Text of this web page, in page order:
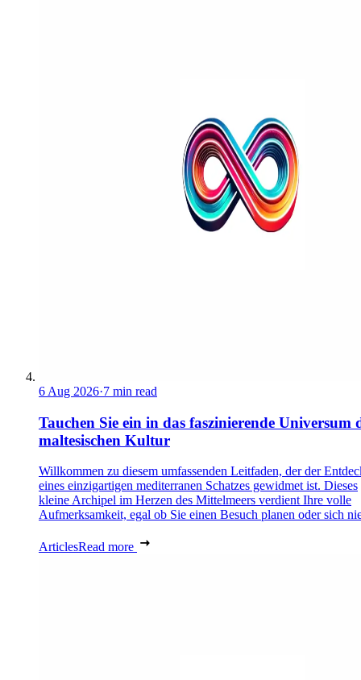
6 Aug 2026·7 min read
Tauchen Sie ein in das faszinierende Universum
maltesischen Kultur
Willkommen zu diesem umfassenden Leitfaden, der der
eines einzigartigen mediterranen Schatzes gewidmet ist. Dieses
kleine Archipel im Herzen des Mittelmeers verdient Ihre volle
Aufmerksamkeit, egal ob Sie einen Besuch planen oder sich
ArticlesRead more